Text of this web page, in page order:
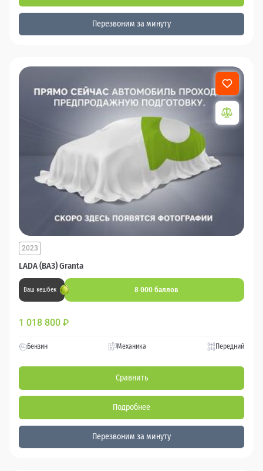
Перезвоним за минуту
LADA (ВАЗ) Granta
2023
Ваш кешбек 8 000 баллов
1 018 800 ₽
Бензин Механика Передний
Сравнить
Подробнее
Перезвоним за минуту